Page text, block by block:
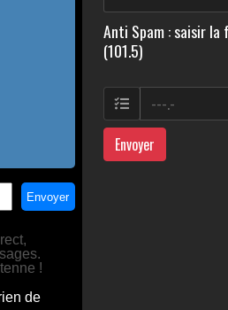
Anti Spam : saisir la
(101.5)
Envoyer